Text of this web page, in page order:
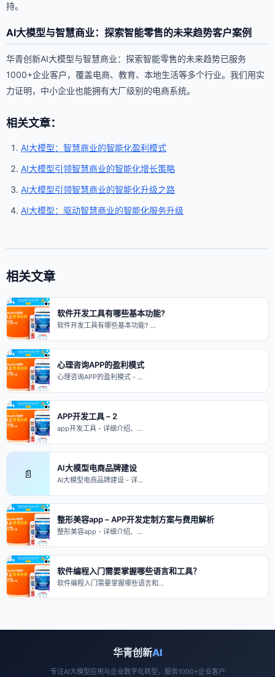
持。
AI大模型与智慧商业：探索智能零售的未来趋势客户案例
华青创新AI大模型与智慧商业：探索智能零售的未来趋势已服务
1000+企业客户，覆盖电商、教育、本地生活等多个行业。我们用实
力证明，中小企业也能拥有大厂级别的电商系统。
相关文章：
AI大模型：智慧商业的智能化盈利模式
AI大模型引领智慧商业的智能化增长策略
AI大模型引领智慧商业的智能化升级之路
AI大模型：驱动智慧商业的智能化服务升级
相关文章
软件开发工具有哪些基本功能?
软件开发工具有哪些基本功能? …
心理咨询APP的盈利模式
心理咨询APP的盈利模式 - …
APP开发工具 – 2
app开发工具 - 详细介绍、…
📄 AI大模型电商品牌建设
AI大模型电商品牌建设 - 详…
整形美容app – APP开发定制方案与费用解析
整形美容app - 详细介绍、…
软件编程入门需要掌握哪些语言和工具？
软件编程入门需要掌握哪些语言和…
华青创新AI
专注AI大模型应用与企业数字化转型，服务1000+企业客户